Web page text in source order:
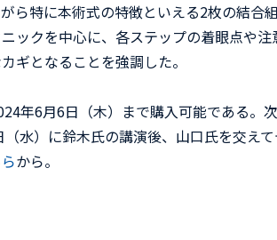
ら特に本術式の特徴といえる2枚の結合
ックを中心に、各ステップの着眼点や注
ギとなることを強調した。
年6月6日（木）まで購入可能である。
水）に鈴木氏の講演後、山口氏を交え
から。